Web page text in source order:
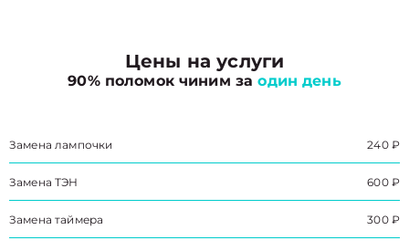
Цены на услуги
90% поломок чиним заодин день
Замена лампочки 240 ₽
Замена ТЭН 600 ₽
Замена таймера 300 ₽